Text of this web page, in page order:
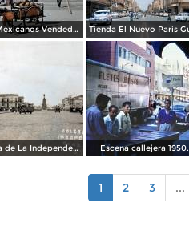
Tipos Mexicanos Vendedor de cocos junto a La terminal camionera Guadalajara, Jalisco 1961
Calzada de La Independencia Guadalajara, Jalisco. ( Circulada el 10 de Febrero de 1931 ). Escena callejera 1950.
1 2 3 ...